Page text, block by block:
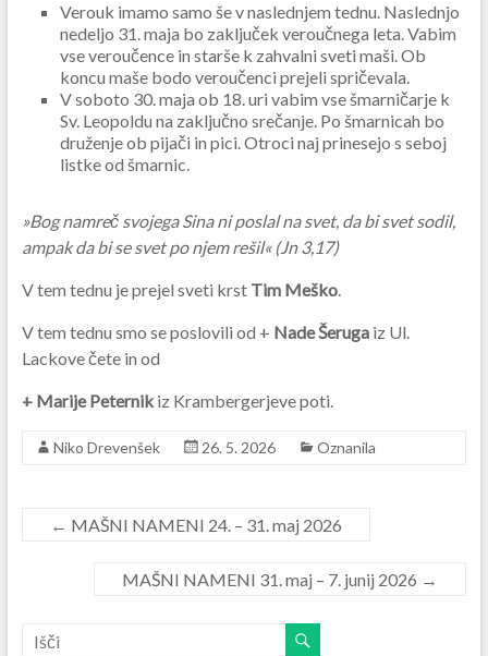
Verouk imamo samo še v naslednjem tednu. Naslednjo
nedeljo 31. maja bo zaključek veroučnega leta. Vabim
vse veroučence in starše k zahvalni sveti maši. Ob
koncu maše bodo veroučenci prejeli spričevala.
V soboto 30. maja ob 18. uri vabim vse šmarničarje k
Sv. Leopoldu na zaključno srečanje. Po šmarnicah bo
druženje ob pijači in pici. Otroci naj prinesejo s seboj
listke od šmarnic.
»Bog namreč svojega Sina ni poslal na svet, da bi svet sodil,
ampak da bi se svet po njem rešil« (Jn 3,17)
V tem tednu je prejel sveti krstTim Meško.
V tem tednu smo se poslovili od + Nade Šeruga iz Ul.
Lackove čete in od
+ Marije Peternik iz Krambergerjeve poti.
Niko Drevenšek 26. 5. 2026 Oznanila
← MAŠNI NAMENI 24. – 31. maj 2026
MAŠNI NAMENI 31. maj – 7. junij 2026 →